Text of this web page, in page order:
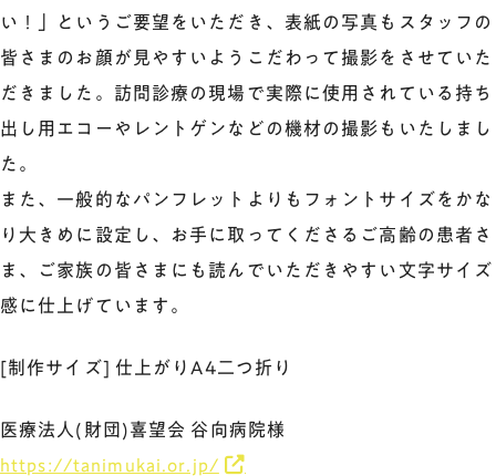
い！」というご要望をいただき、表紙の写真もスタッフの
皆さまのお顔が見やすいようこだわって撮影をさせていた
だきました。訪問診療の現場で実際に使用されている持ち
出し用エコーやレントゲンなどの機材の撮影もいたしまし
た。
また、一般的なパンフレットよりもフォントサイズをかな
り大きめに設定し、お手に取ってくださるご高齢の患者さ
ま、ご家族の皆さまにも読んでいただきやすい文字サイズ
感に仕上げています。
[制作サイズ] 仕上がりA4二つ折り
医療法人(財団)喜望会 谷向病院様
https://tanimukai.or.jp/